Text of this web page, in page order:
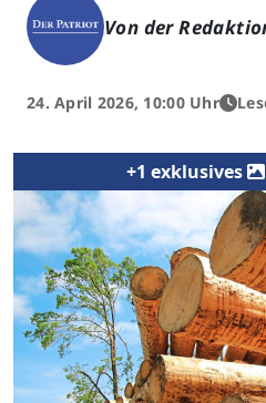
Von der
24. April 2026, 10:00 Uhr
+1 exklusives